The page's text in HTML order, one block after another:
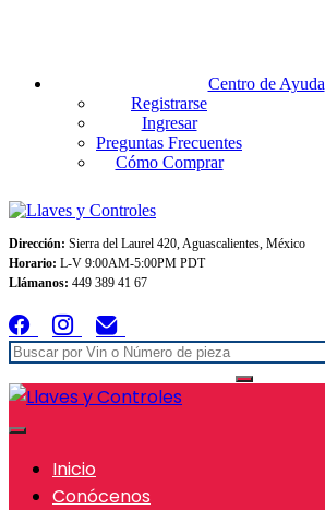
Centro de Ayuda
Registrarse
Ingresar
Preguntas Frecuentes
Cómo Comprar
Dirección: Sierra del Laurel 420, Aguascalientes, México
Horario: L-V 9:00AM-5:00PM PDT
Llámanos: 449 389 41 67
Inicio
Conócenos